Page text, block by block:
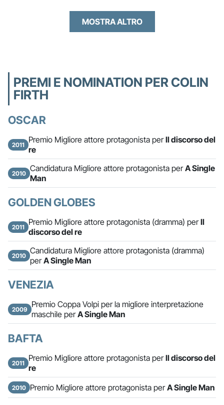
MOSTRA ALTRO
PREMI E NOMINATION PER COLIN
FIRTH
OSCAR
2011 Premio Migliore attore protagonista perIl discorso del
re
2010 Candidatura Migliore attore protagonista perA Single
Man
GOLDEN GLOBES
2011 Premio Migliore attore protagonista (dramma) perIl
discorso del re
2010 Candidatura Migliore attore protagonista (dramma)
perA Single Man
VENEZIA
2009
Premio Coppa Volpi per la migliore interpretazione
maschile perA Single Man
BAFTA
2011 Premio Migliore attore protagonista perIl discorso del
re
2010 Premio Migliore attore protagonista perA Single Man